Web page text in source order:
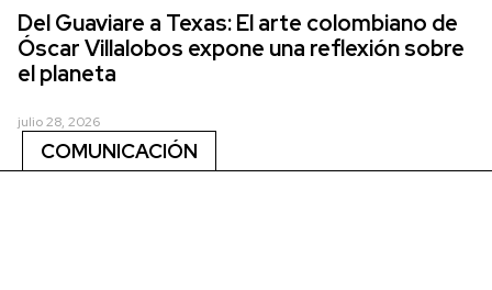
Del Guaviare a Texas: El arte colombiano de
Óscar Villalobos expone una reflexión sobre
el planeta
julio 28, 2026
COMUNICACIÓN